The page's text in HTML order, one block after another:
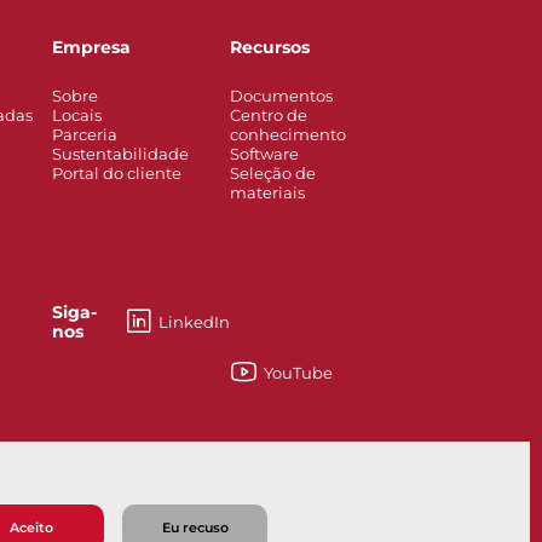
Aceito Eu recuso
Empresa
Sobre
Locais
Parceria
Sustentabilidade
Portal do cliente
Siga-
nos
LinkedIn
Recursos
Documentos
Centro de
conhecimento
Software
Seleção de
materiais
YouTube